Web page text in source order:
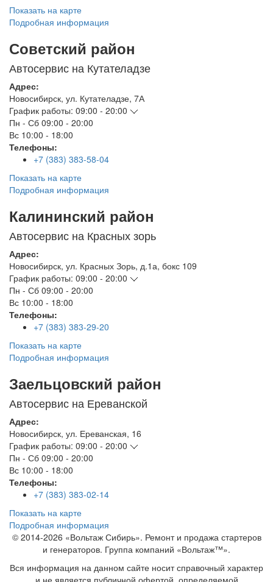
Показать на карте
Подробная информация
Советский район
Автосервис на Кутателадзе
Адрес:
Новосибирск, ул. Кутателадзе, 7А
График работы: 09:00 - 20:00
Пн - Сб 09:00 - 20:00
Вс 10:00 - 18:00
Телефоны:
+7 (383) 383-58-04
Показать на карте
Подробная информация
Калининский район
Автосервис на Красных зорь
Адрес:
Новосибирск, ул. Красных Зорь, д.1а, бокс 109
График работы: 09:00 - 20:00
Пн - Сб 09:00 - 20:00
Вс 10:00 - 18:00
Телефоны:
+7 (383) 383-29-20
Показать на карте
Подробная информация
Заельцовский район
Автосервис на Ереванской
Адрес:
Новосибирск, ул. Ереванская, 16
График работы: 09:00 - 20:00
Пн - Сб 09:00 - 20:00
Вс 10:00 - 18:00
Телефоны:
+7 (383) 383-02-14
Показать на карте
Подробная информация
© 2014-2026 «Вольтаж Сибирь». Ремонт и продажа стартеров
и генераторов. Группа компаний «Вольтаж™».
Вся информация на данном сайте носит справочный характер